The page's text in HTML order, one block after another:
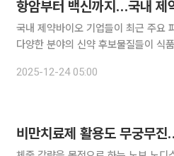
항암부터 백신까지…국내 제
국내 제약바이오 기업들이 최근 주요
다양한 분야의 신약 후보물질들이 식
에 시동을 걸었다. GC녹십자는 코로
2025-12-24 05:00
비만치료제 활용도 무궁무